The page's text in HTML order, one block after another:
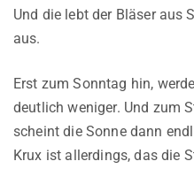
Und die lebt der Bläser aus
aus.
Erst zum Sonntag hin,
deutlich weniger. Und zum
scheint die Sonne dann
Krux ist allerdings, das die